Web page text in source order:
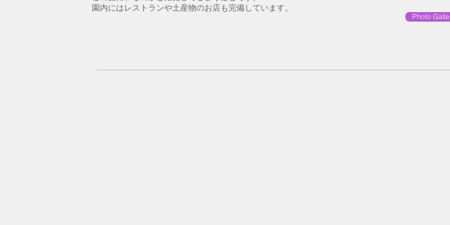
Photo
​園内にはレストランや土産物のお店も完備しています。